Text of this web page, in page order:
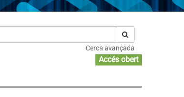
Cerca avançada
Accés obert